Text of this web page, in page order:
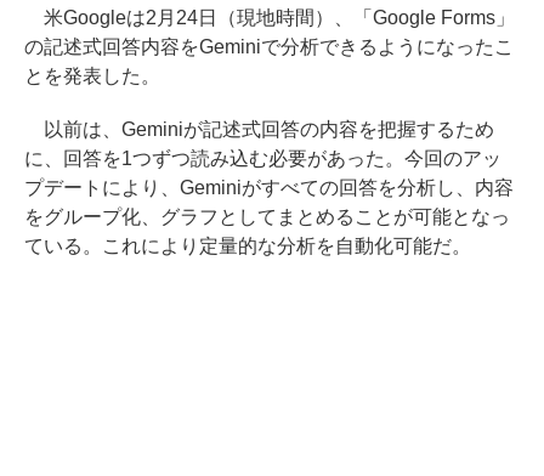
米Googleは2月24日（現地時間）、「Google Forms」
の記述式回答内容をGeminiで分析できるようになったこ
とを発表した。
以前は、Geminiが記述式回答の内容を把握するため
に、回答を1つずつ読み込む必要があった。今回のアッ
プデートにより、Geminiがすべての回答を分析し、内容
をグループ化、グラフとしてまとめることが可能となっ
ている。これにより定量的な分析を自動化可能だ。